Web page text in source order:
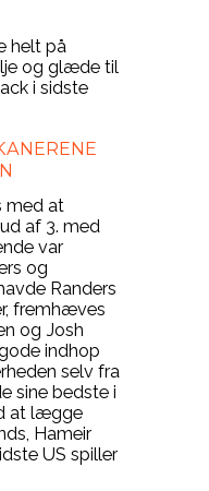
helt på
og glæde til
i sidste
med at
af 3. med
var
og
Randers
fremhæves
og Josh
indhop
selv fra
sine bedste i
at lægge
Hameir
US spiller